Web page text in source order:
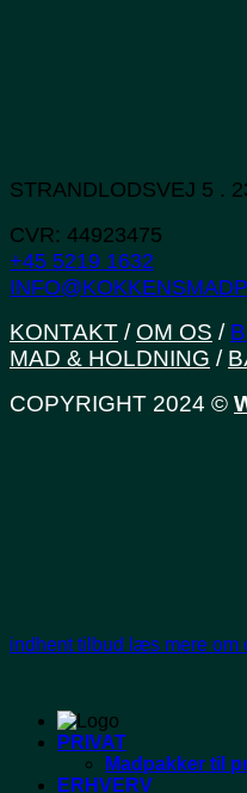
STRANDLODSVEJ 5 .
CVR: 44923475
+45 5219 1632
KONTAKT / OM OS /
MAD & HOLDNING /
COPYRIGHT 2024 ©
indhent tilbud læs mere om
PRIVAT
Madpakker til
ERHVERV